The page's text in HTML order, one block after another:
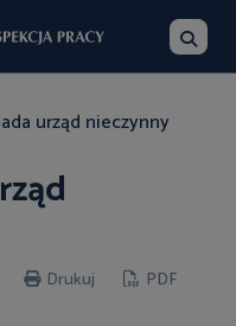
urząd nieczynny
Drukuj PDF
Szukaj